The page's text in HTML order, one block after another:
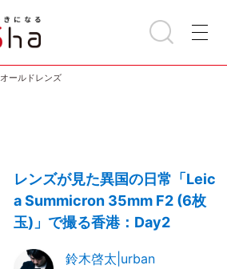
オールドレンズ
レンズが見た異国の日常「Leic
a Summicron 35mm F2 (6枚
玉)」で撮る香港：Day2
鈴木啓太|urban